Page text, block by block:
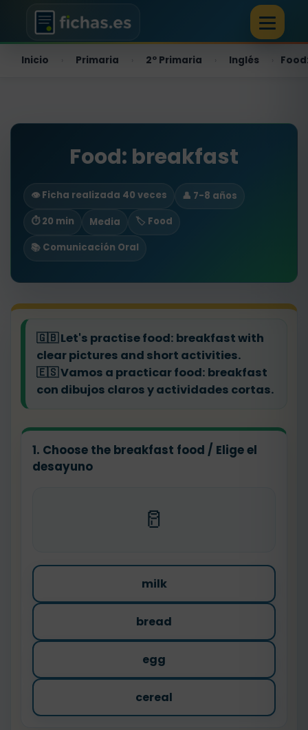
Inicio Primaria 2º Primaria Inglés
Food: breakfast
👁️ Ficha realizada 40 veces
👤 7-8 años
⏱ 20 min
Media
🏷️ Food
📚 Comunicación Oral
🇬🇧Let's practise food: breakfast with
clear pictures and short activities.
🇪🇸Vamos a practicar food: breakfast
con dibujos claros y actividades cortas.
1. Choose the breakfast food / Elige el
desayuno
🥛
milk
bread
egg
cereal